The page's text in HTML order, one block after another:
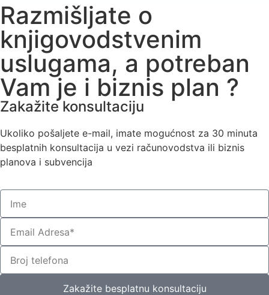
Razmišljate o
knjigovodstvenim
uslugama, a potreban
Vam je i biznis plan ?
Zakažite konsultaciju
Ukoliko pošaljete e-mail, imate mogućnost za 30 minuta
besplatnih konsultacija u vezi računovodstva ili biznis
planova i subvencija
Zakažite besplatnu konsultaciju